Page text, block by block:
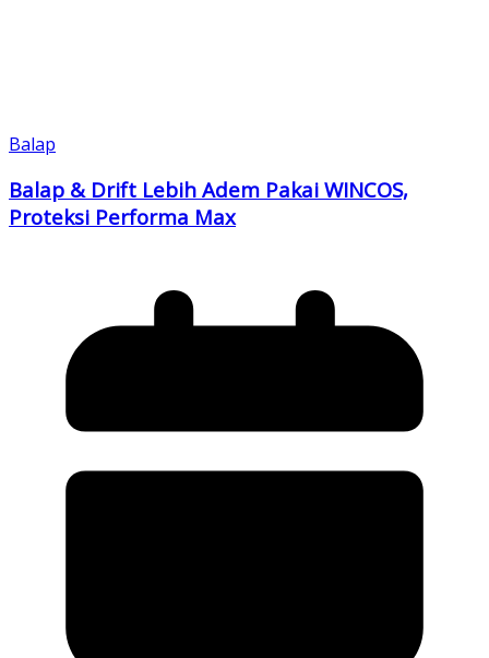
Balap
Balap & Drift Lebih Adem Pakai WINCOS,
Proteksi Performa Max